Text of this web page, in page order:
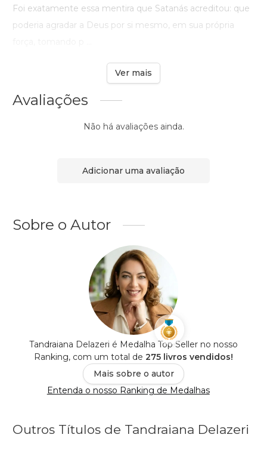
Foi exatamente essa mentira que Satanás acreditou: que
poderia agradar a Deus por si mesmo, em sua própria
Ver mais
Avaliações
Não há avaliações ainda.
Adicionar uma avaliação
Sobre o Autor
Tandraiana Delazeri é Medalha Top Seller no nosso
Ranking, com um total de 275 livros vendidos!
Mais sobre o autor
Entenda o nosso Ranking de Medalhas
Outros Títulos de Tandraiana Delazeri